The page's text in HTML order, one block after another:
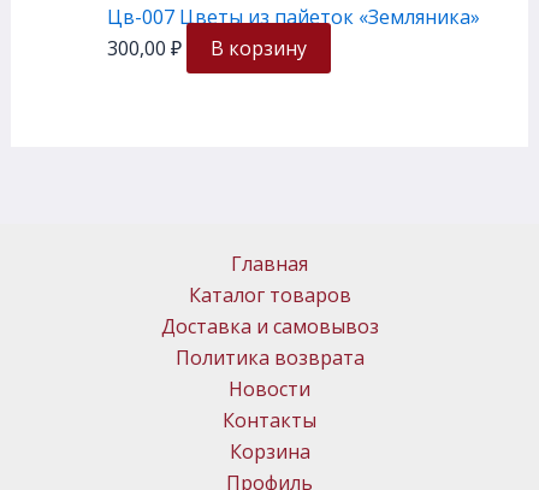
Цв-007 Цветы из пайеток «Земляника»
300,00 ₽ В корзину
Главная
Каталог товаров
Доставка и самовывоз
Политика возврата
Новости
Контакты
Корзина
Профиль